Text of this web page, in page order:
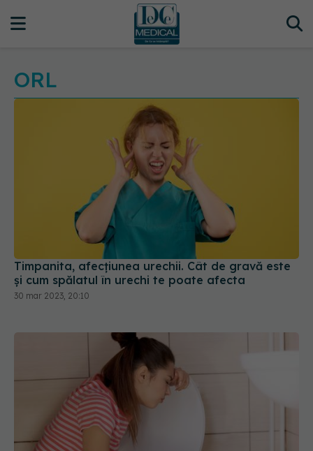
ORL
Timpanita, afecțiunea urechii. Cât de gravă este
și cum spălatul în urechi te poate afecta
30 mar 2023, 20:10